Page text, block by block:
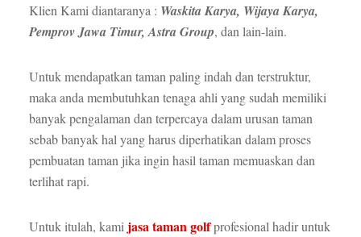
Klien Kami diantaranya : Waskita Karya, Wijaya Karya,
Pemprov Jawa Timur, Astra Group, dan lain-lain.
Untuk mendapatkan taman paling indah dan terstruktur,
maka anda membutuhkan tenaga ahli yang sudah memiliki
banyak pengalaman dan terpercaya dalam urusan taman
sebab banyak hal yang harus diperhatikan dalam proses
pembuatan taman jika ingin hasil taman memuaskan dan
terlihat rapi.
Untuk itulah, kami jasa taman golfprofesional hadir untuk